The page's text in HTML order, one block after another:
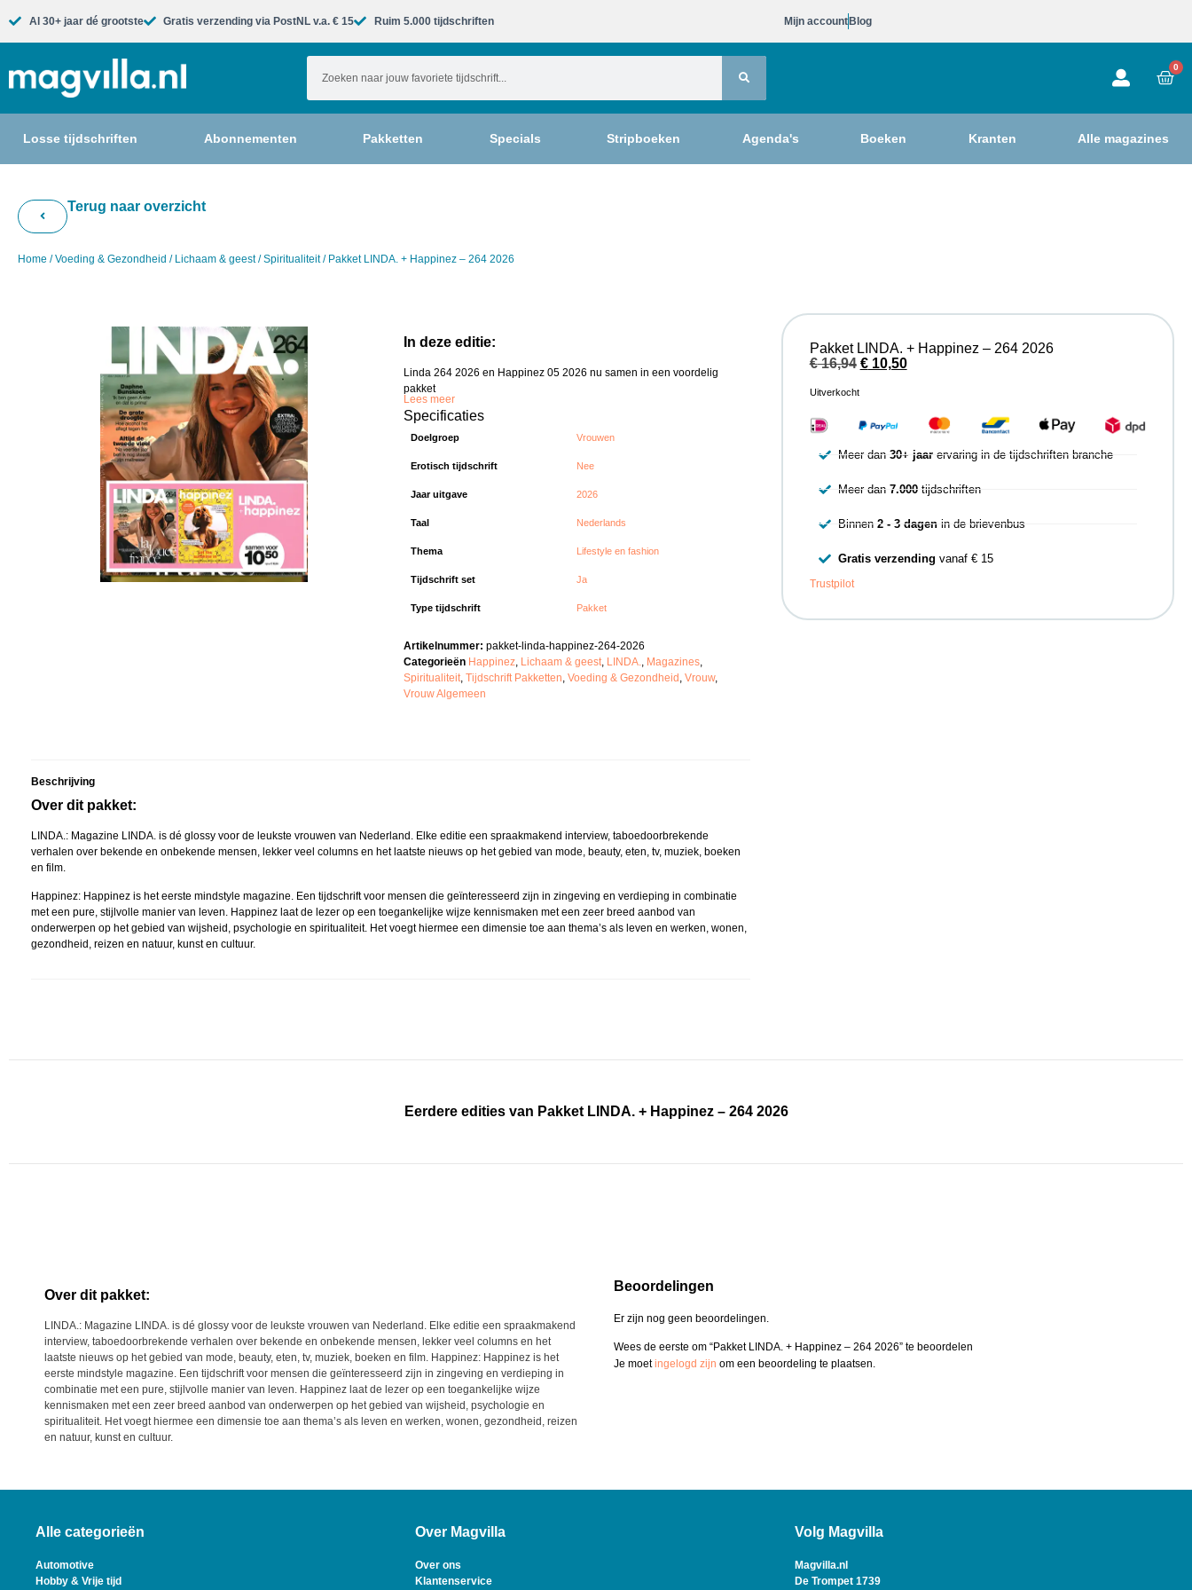
Al 30+ jaar dé grootste​ Gratis verzending via PostNL v.a. € 15 Ruim 5.000 tijdschriften​ Mijn account Blog
0
Losse tijdschriften Abonnementen Pakketten Specials Stripboeken Agenda's Boeken Kranten Alle magazines
Terug naar overzicht
Home /Voeding & Gezondheid / Lichaam & geest/Spiritualiteit/ Pakket LINDA. + Happinez – 264 2026
In deze editie:
Linda 264 2026 en Happinez 05 2026 nu samen in een voordelig
pakket
Lees meer
Specificaties
Doelgroep Vrouwen
Erotisch tijdschrift Nee
Jaar uitgave 2026
Taal Nederlands
Thema Lifestyle en fashion
Tijdschrift set Ja
Type tijdschrift Pakket
Artikelnummer:pakket-linda-happinez-264-2026
Categorieën Happinez, Lichaam & geest, LINDA., Magazines,
Spiritualiteit,Tijdschrift Pakketten,Voeding & Gezondheid,Vrouw,
Vrouw Algemeen
Beschrijving
Over dit pakket:
LINDA.: Magazine LINDA. is dé glossy voor de leukste vrouwen van Nederland. Elke editie een spraakmakend interview, taboedoorbrekende
verhalen over bekende en onbekende mensen, lekker veel columns en het laatste nieuws op het gebied van mode, beauty, eten, tv, muziek, boeken
en film.
Happinez: Happinez is het eerste mindstyle magazine. Een tijdschrift voor mensen die geïnteresseerd zijn in zingeving en verdieping in combinatie
met een pure, stijlvolle manier van leven. Happinez laat de lezer op een toegankelijke wijze kennismaken met een zeer breed aanbod van
onderwerpen op het gebied van wijsheid, psychologie en spiritualiteit. Het voegt hiermee een dimensie toe aan thema’s als leven en werken, wonen,
gezondheid, reizen en natuur, kunst en cultuur.
Pakket LINDA. + Happinez – 264 2026
€16,94 €10,50
Uitverkocht
Meer dan30+ jaar ervaring in de tijdschriften branche
Meer dan7.000 tijdschriften
Binnen2 - 3 dagen in de brievenbus
Gratis verzending vanaf € 15
Trustpilot
Eerdere edities van Pakket LINDA. + Happinez – 264 2026
Over dit pakket:
LINDA.: Magazine LINDA. is dé glossy voor de leukste vrouwen van Nederland. Elke editie een spraakmakend
interview, taboedoorbrekende verhalen over bekende en onbekende mensen, lekker veel columns en het
laatste nieuws op het gebied van mode, beauty, eten, tv, muziek, boeken en film. Happinez: Happinez is het
eerste mindstyle magazine. Een tijdschrift voor mensen die geïnteresseerd zijn in zingeving en verdieping in
combinatie met een pure, stijlvolle manier van leven. Happinez laat de lezer op een toegankelijke wijze
kennismaken met een zeer breed aanbod van onderwerpen op het gebied van wijsheid, psychologie en
spiritualiteit. Het voegt hiermee een dimensie toe aan thema’s als leven en werken, wonen, gezondheid, reizen
en natuur, kunst en cultuur.
Beoordelingen
Er zijn nog geen beoordelingen.
Wees de eerste om “Pakket LINDA. + Happinez – 264 2026” te beoordelen
Je moetingelogd zijn om een beoordeling te plaatsen.
Alle categorieën
Automotive
Hobby & Vrije tijd
Over Magvilla
Over ons
Klantenservice
Volg Magvilla
Magvilla.nl
De Trompet 1739